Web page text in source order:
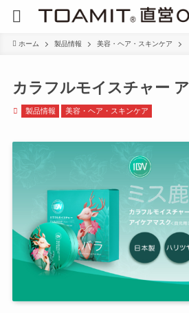
ホーム 製品情報 美容・ヘア・スキンケア
カラフルモイスチャー
製品情報 美容・ヘア・スキンケア